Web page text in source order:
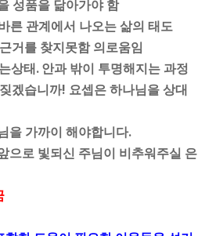
성품을 닮아가야 함
른 관계에서 나오는 삶의 태도
거를 찾지못함 의로움임
상태 . 안과 밖이 투명해지는 과정
겠습니까! 요셉은 하나님을 상대
을 가까이 해야합니다.
으로 빛되신 주님이 비추워주실 은